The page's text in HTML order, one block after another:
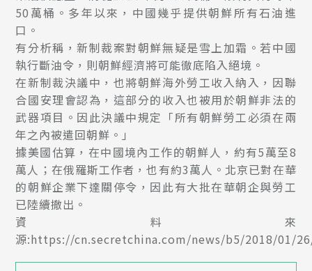
50萬桶。多年以來，中國幾乎提供朝鮮所有石油進
口。
有分析稱，新制裁案對朝鮮無疑是雪上加霜。若中國
執行斷油令，則朝鮮經濟將可能徹底陷入絕境。
在新制裁決議中，也將朝鮮海外勞工收入納入，因聯
合國安理會認為，這部分的收入也被用於朝鮮非法的
武器項目。因此決議中規定「所有朝鮮勞工必須在兩
年之內被遣回朝鮮。」
據美國估算，在中國境內工作的朝鮮人，約有5萬至8
萬人；在俄羅斯工作者，也有約3萬人。北京已對在華
的朝鮮企業下達關停令，因此有大批在華朝企與勞工
已陸續撤出。
資料來
源:https://cn.secretchina.com/news/b5/2018/01/